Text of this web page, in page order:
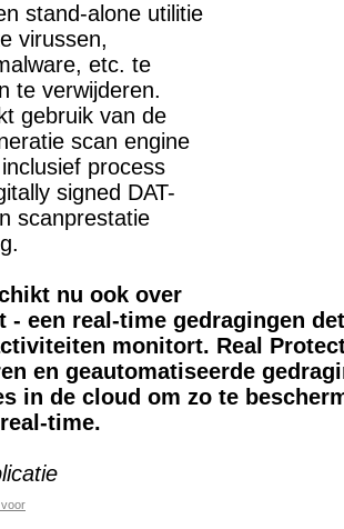
stand-alone utilitie
virussen,
etc. te
te verwijderen.
gebruik van de
scan engine
process
signed DAT-
scanprestatie
nu ook over
- een real-time gedragingen
monitort. Real
en geautomatiseerde
in de cloud om zo te
time.